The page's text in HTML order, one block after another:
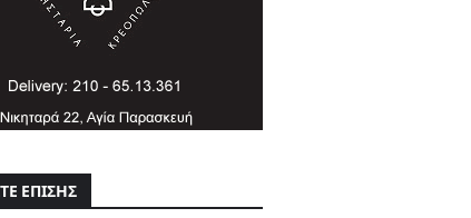
ΕΠΙΣΗΣ